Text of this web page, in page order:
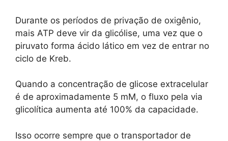
Durante os períodos de privação de oxigênio,
mais ATP deve vir da glicólise, uma vez que o
piruvato forma ácido lático em vez de entrar no
ciclo de Kreb.
Quando a concentração de glicose extracelular
é de aproximadamente 5 mM, o fluxo pela via
glicolítica aumenta até 100% da capacidade.
Isso ocorre sempre que o transportador de